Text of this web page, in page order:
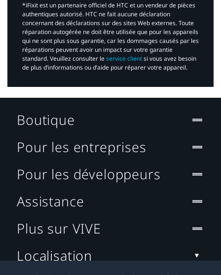
*iFixit est un partenaire officiel de HTC et un vendeur de pièces
authentiques autorisé. HTC ne fait aucune déclaration
concernant des déclarations sur des sites Web externes. Toute
réparation autogérée ne doit être utilisée que pour les appareils
qui ne sont plus sous garantie, car les dommages causés par les
réparations peuvent avoir un impact sur votre garantie
standard. Veuillez consulter leservice clientsi vous avez besoin
de plus d’informations ou d’aide pour réparer votre appareil.​
Boutique
Pour les entreprises
Pour les développeurs
Assistance
Plus sur VIVE
Localisation